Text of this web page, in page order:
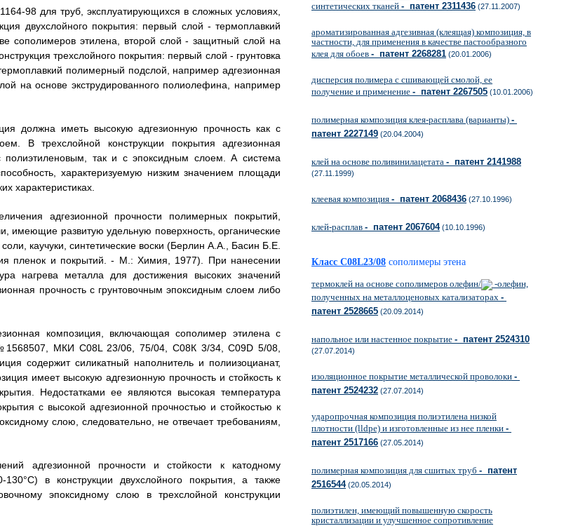
98 для труб, эксплуатирующихся в сложных условиях,
двухслойного покрытия: первый слой - термоплавкий
сополимеров этилена, второй слой - защитный слой на
трехслойного покрытия: первый слой - грунтовка
полимерный подслой, например адгезионная
на основе экструдированного полиолефина, например
должна иметь высокую адгезионную прочность как с
В трехслойной конструкции покрытия адгезионная
полиэтиленовым, так и с эпоксидным слоем. А система
характеризуемую низким значением площади
характеристиках.
адгезионной прочности полимерных покрытий,
развитую удельную поверхность, органические
каучуки, синтетические воски (Берлин А.А., Басин Б.Е.
пленок и покрытий. - М.: Химия, 1977). При нанесении
нагрева металла для достижения высоких значений
прочность с грунтовочным эпоксидным слоем либо
композиция, включающая сополимер этилена с
МКИ С08L 23/06, 75/04, С08К 3/34, С09D 5/08,
содержит силикатный наполнитель и полиизоцианат,
имеет высокую адгезионную прочность и стойкость к
Недостатками ее являются высокая температура
с высокой адгезионной прочностью и стойкостью к
слою, следовательно, не отвечает требованиям,
адгезионной прочности и стойкости к катодному
в конструкции двухслойного покрытия, а также
эпоксидному слою в трехслойной конструкции
синтетических тканей - патент 2311436 (27.11.2007)
ароматизированная адгезивная (клеящая) композиция, в
частности, для применения в качестве пастообразного
клея для обоев - патент 2268281 (20.01.2006)
дисперсия полимера с сшивающей смолой, ее
получение и применение - патент 2267505 (10.01.2006)
полимерная композиция клея-расплава (варианты) -
патент 2227149 (20.04.2004)
клей на основе поливинилацетата - патент 2141988
(27.11.1999)
клеевая композиция - патент 2068436 (27.10.1996)
клей-расплав - патент 2067604(10.10.1996)
Класс C08L23/08 сополимеры этена
термоклей на основе сополимеров олефин/
-олефин,
полученных на металлоценовых катализаторах -
патент 2528665 (20.09.2014)
напольное или настенное покрытие - патент 2524310
(27.07.2014)
изоляционное покрытие металлической проволоки -
патент 2524232 (27.07.2014)
ударопрочная композиция полиэтилена низкой
плотности (lldpe) и изготовленные из нее пленки -
патент 2517166 (27.05.2014)
полимерная композиция для сшитых труб - патент
2516544(20.05.2014)
полиэтилен, имеющий повышенную скорость
кристаллизации и улучшенное сопротивление